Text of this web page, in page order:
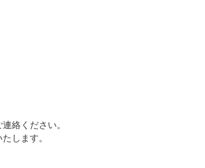
絡ください。
します。